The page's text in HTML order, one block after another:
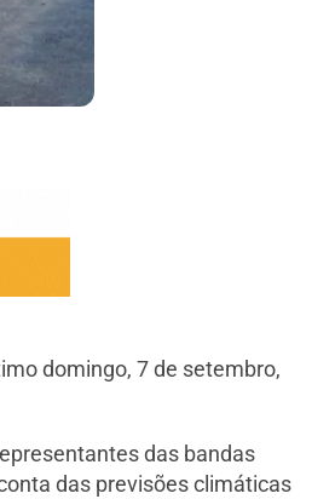
domingo, 7 de setembro,
das bandas
das previsões climáticas